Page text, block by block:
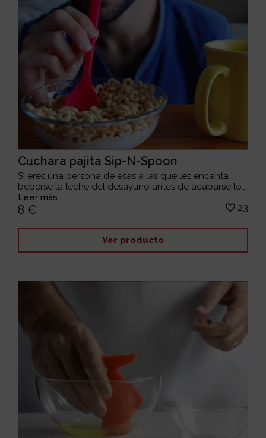
Cuchara pajita Sip-N-Spoon
Si eres una persona de esas a las que les encanta
beberse la leche del desayuno antes de acabarse lo...
Leer más
8 € 23
Ver producto